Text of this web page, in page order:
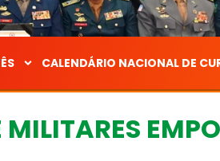
CALENDÁRIO NACIONAL DE